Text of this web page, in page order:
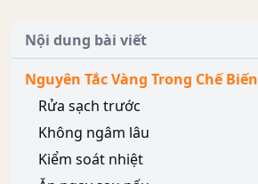
Nội dung bài viết
Nguyên Tắc Vàng Trong Chế Biến
Rửa sạch trước
Không ngâm lâu
Kiểm soát nhiệt